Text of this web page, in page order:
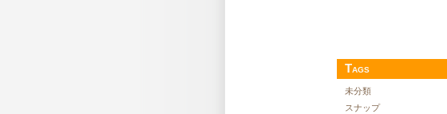
Tags
未分類
スナップ